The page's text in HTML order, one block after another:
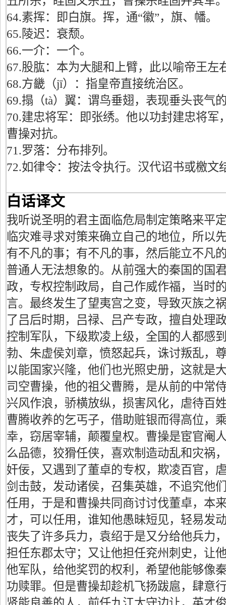
64.素挥：即白旗。挥，通“徽”，旗、幡。
65.陵迟：衰颓。
66.一介：一个。
67.股肱：本为大腿和上臂，此以喻帝王左
68.方畿（jī）：指皇帝直接统治区。
69.搨（tà）翼：谓鸟垂翅，表现垂头丧气
70.建忠将军：即张绣。他以功封建忠将军
曹操对抗。
71.罗落：分布排列。
72.如律令：按法令执行。汉代诏书或檄文
白话译文
我听说圣明的君主面临危局制定策略来平
临灾难寻求对策来确立自己的地位，所以
有不凡的事；有不凡的事，然后能立不凡
普通人无法想象的。从前强大的秦国的国
政，专权控制政局，自己作威作福，当时
言。最终发生了望夷宫之变，导致灭族之
了吕后时期，吕禄、吕产专政，擅自处理
控制军队，下级欺凌上级，全国的人都感
勃、朱虚侯刘章，愤怒起兵，诛讨叛乱，
以能国家兴隆，他们也光照史册，这就是
司空曹操，他的祖父曹腾，是从前的中常
兴风作浪，骄横放纵，损害风化，虐待百
曹腾收养的乞丐子，借助赃银而得高位，
幸，窃居宰辅，颠覆皇权。曹操是宦官阉
么品德，狡猾任侠，喜欢制造动乱和灾祸
奸佞，又遇到了董卓的专权，欺凌百官，
剑击鼓，发动诸侯，召集英雄，不追究他
任用，于是和曹操共同商讨讨伐董卓，本
才，可以任用，谁知他愚昧短见，轻易发
丧失了许多兵力，袁绍于是又分给他兵力
担任东郡太守；又让他担任兖州刺史，让
他军队，给他奖罚的权利，希望他能够像
功赎罪。但是曹操却趁机飞扬跋扈，肆意